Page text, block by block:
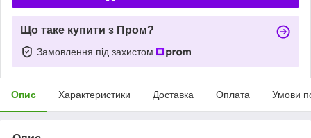
Що таке купити з Пром?
Замовлення під захистом
Опис Характеристики Доставка Оплата Умови